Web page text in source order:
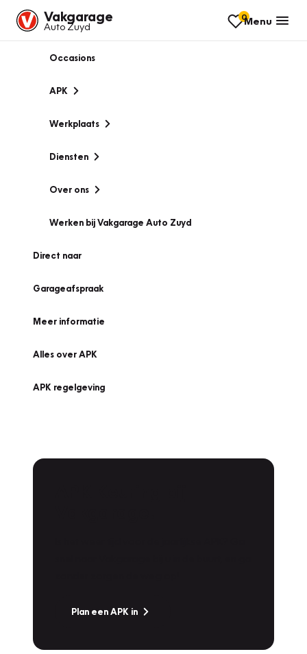
Vakgarage
Auto Zuyd
0Menu
Occasions
APK
Werkplaats
Diensten
Over ons
Werken bij Vakgarage Auto Zuyd
Direct naar
Garageafspraak
Meer informatie
Alles over APK
APK regelgeving
Plan een APK in